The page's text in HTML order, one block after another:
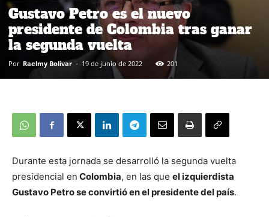
Gustavo Petro es el nuevo
presidente de Colombia tras ganar
la segunda vuelta
Por Raelmy Bolivar - 19 de junio de 2022 201
Durante esta jornada se desarrolló la segunda vuelta
presidencial en Colombia, en las que el izquierdista
Gustavo Petro se convirtió en el presidente del país.